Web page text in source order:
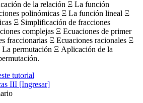
de la relación Ξ La función
polinómicas Ξ La función lineal Ξ
Ξ Simplificación de fracciones
complejas Ξ Ecuaciones de primer
fraccionarias Ξ Ecuaciones racionales Ξ
permutación Ξ Aplicación de la
tutorial
III [Ingresar]